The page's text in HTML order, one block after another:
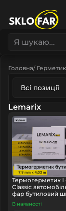
Головна
Всі позиції
Lemarix
Термогерметик
Classic
фар бутиловий
В наявності